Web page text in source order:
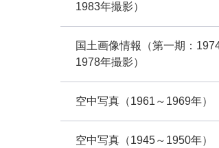
1983年撮影）
国土画像情報（第一期：
1978年撮影）
空中写真（1961～1969年）
空中写真（1945～1950年）